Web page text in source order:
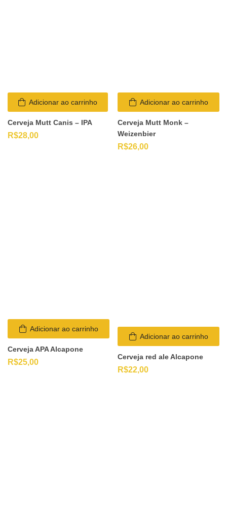
Adicionar ao carrinho
Cerveja Mutt Canis – IPA
R$28,00
Adicionar ao carrinho
Cerveja Mutt Monk –
Weizenbier
R$26,00
Adicionar ao carrinho
Cerveja APA Alcapone
R$25,00
Adicionar ao carrinho
Cerveja red ale Alcapone
R$22,00